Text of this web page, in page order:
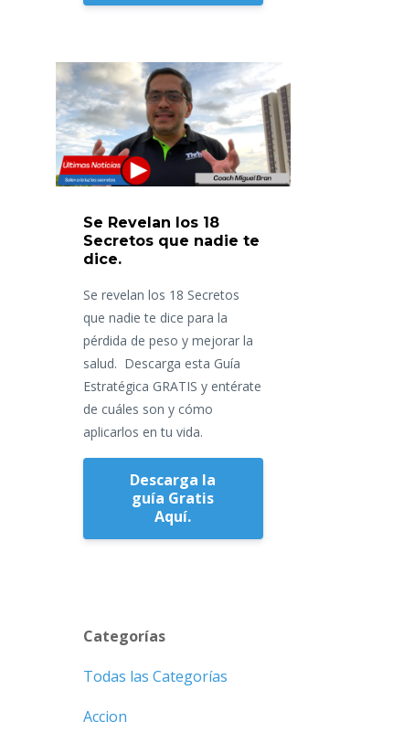
Se Revelan los 18
Secretos que nadie te
dice.
Se revelan los 18 Secretos
que nadie te dice para la
pérdida de peso y mejorar la
salud. Descarga esta Guía
Estratégica GRATIS y entérate
de cuáles son y cómo
aplicarlos en tu vida.
Descarga la
guía Gratis
Aquí.
Categorías
Todas las Categorías
Accion